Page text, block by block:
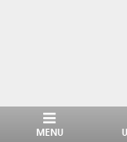
MENU